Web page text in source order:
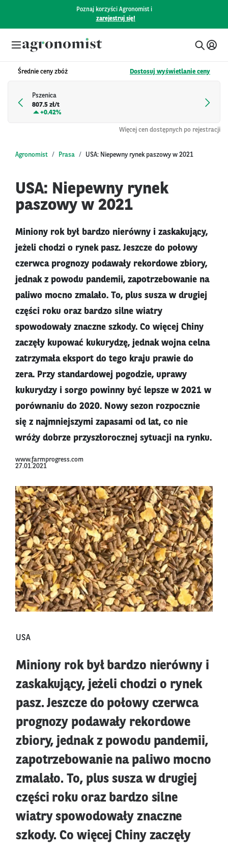
Poznaj korzyści Agronomist i
zarejestruj się!
Średnie ceny zbóż Dostosuj wyświetlanie ceny
Pszenica
807.5 zł/t
+0.42%
Więcej cen dostępnych po rejestracji
Agronomist Prasa USA: Niepewny rynek paszowy w 2021
USA: Niepewny rynek
paszowy w 2021
Miniony rok był bardzo nierówny i zaskakujący,
jeżeli chodzi o rynek pasz. Jeszcze do połowy
czerwca prognozy podawały rekordowe zbiory,
jednak z powodu pandemii, zapotrzebowanie na
paliwo mocno zmalało. To, plus susza w drugiej
części roku oraz bardzo silne wiatry
spowodowały znaczne szkody. Co więcej Chiny
zaczęły kupować kukurydzę, jednak wojna celna
zatrzymała eksport do tego kraju prawie do
zera. Przy standardowej pogodzie, uprawy
kukurydzy i sorgo powinny być lepsze w 2021 w
porównaniu do 2020. Nowy sezon rozpocznie
się z najmniejszymi zapasami od lat, co nie
wróży dobrze przyszłorocznej sytuacji na rynku.
www.farmprogress.com
27.01.2021
USA
Miniony rok był bardzo nierówny i
zaskakujący, jeżeli chodzi o rynek
pasz. Jeszcze do połowy czerwca
prognozy podawały rekordowe
zbiory, jednak z powodu pandemii,
zapotrzebowanie na paliwo mocno
zmalało. To, plus susza w drugiej
części roku oraz bardzo silne
wiatry spowodowały znaczne
szkody. Co więcej Chiny zaczęły